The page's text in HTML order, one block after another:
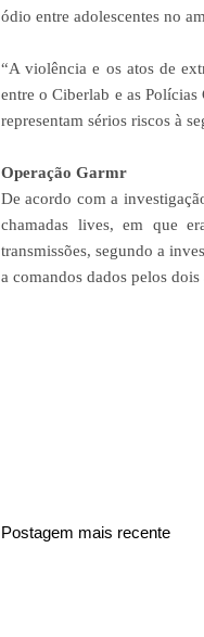
ódio entre adolescentes no
“A violência e os atos de
entre o Ciberlab e as
representam sérios riscos à
Operação Garmr
De acordo com a
chamadas lives, em que
transmissões, segundo a
a comandos dados pelos
Postagem mais recente